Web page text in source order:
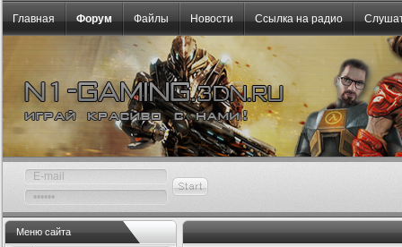
Главная Форум Файлы Новости Ссылка на радио
Меню сайта